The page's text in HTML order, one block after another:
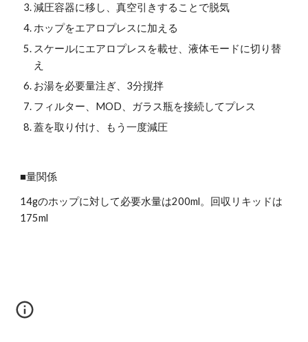
減圧容器に移し、真空引きすることで脱気
ホップをエアロプレスに加える
スケールにエアロプレスを載せ、液体モードに切り替
え
お湯を必要量注ぎ、3分撹拌
フィルター、MOD、ガラス瓶を接続してプレス
蓋を取り付け、もう一度減圧
■量関係
14gのホップに対して必要水量は200ml。回収リキッドは
175ml